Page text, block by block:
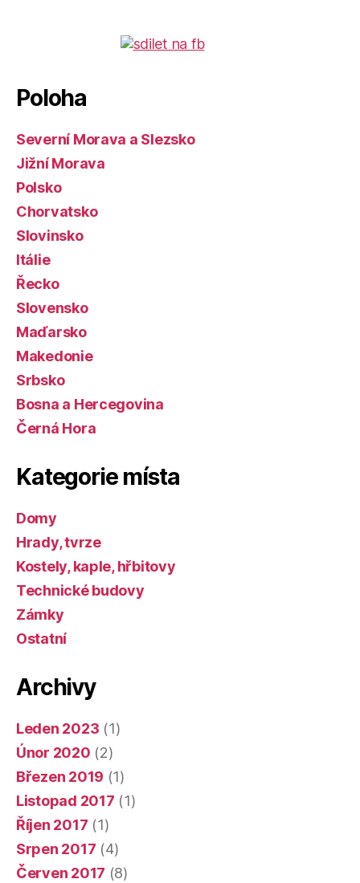
Poloha
Severní Morava a Slezsko
Jižní Morava
Polsko
Chorvatsko
Slovinsko
Itálie
Řecko
Slovensko
Maďarsko
Makedonie
Srbsko
Bosna a Hercegovina
Černá Hora
Kategorie místa
Domy
Hrady, tvrze
Kostely, kaple, hřbitovy
Technické budovy
Zámky
Ostatní
Archivy
Leden 2023 (1)
Únor 2020 (2)
Březen 2019 (1)
Listopad 2017 (1)
Říjen 2017 (1)
Srpen 2017 (4)
Červen 2017 (8)